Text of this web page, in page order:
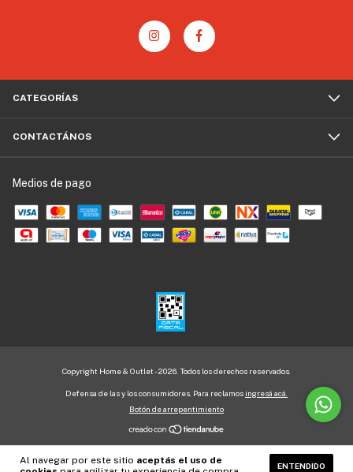
Al navegar por este sitio aceptás el uso de
ENTENDIDO
CATEGORÍAS
CONTACTÁNOS
Medios de pago
Copyright Home & Outlet - 2026. Todos los derechos reservados.
Defensa de las y los consumidores. Para reclamos ingresá acá.
Botón de arrepentimiento